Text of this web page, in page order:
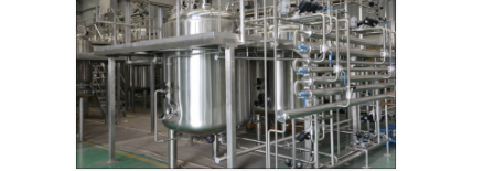
乳化设备在饮料行业的应用